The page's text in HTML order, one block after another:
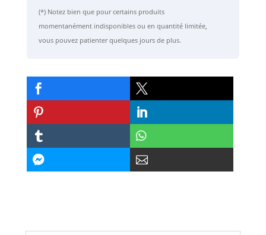
(*) Notez bien que pour certains produits
momentanément indisponibles ou en quantité limitée,
vous pouvez patienter quelques jours de plus.







